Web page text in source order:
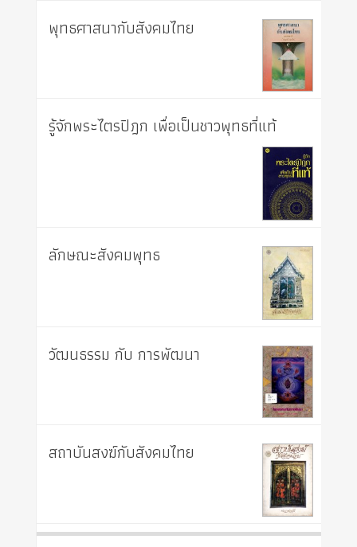
พุทธศาสนากับสังคมไทย
รู้จักพระไตรปิฎก เพื่อเป็นชาวพุทธที่แท้
ลักษณะสังคมพุทธ
วัฒนธรรม กับ การพัฒนา
สถาบันสงฆ์กับสังคมไทย